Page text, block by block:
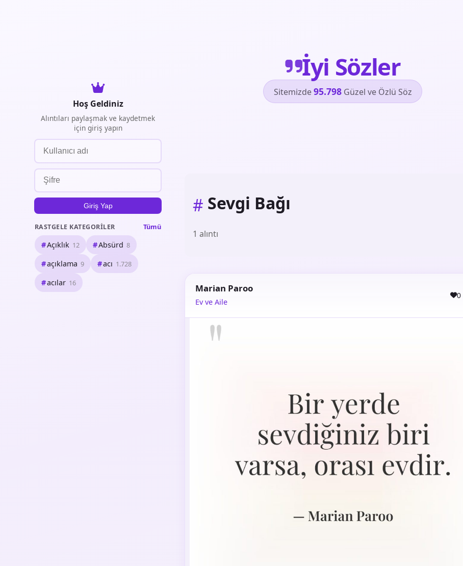
İyi Sözler
Sitemizde95.798Güzel ve Özlü Söz
Hoş Geldiniz
Alıntıları paylaşmak ve kaydetmek
için giriş yapın
Giriş Yap
RASTGELE KATEGORILER Tümü
Açıklık 12 Absürd 8
açıklama 9 acı 1.728
acılar 16
# Sevgi Bağı
1 alıntı
Marian Paroo
Ev ve Aile
0